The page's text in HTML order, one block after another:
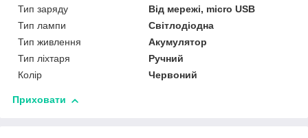
Тип заряду
Від мережі, micro USB
Тип лампи
Світлодіодна
Тип живлення
Акумулятор
Тип ліхтаря
Ручний
Колір
Червоний
Приховати